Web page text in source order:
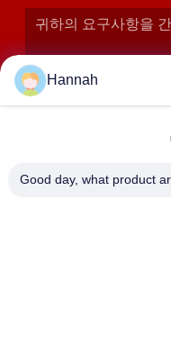
Hannah
Good day, what product